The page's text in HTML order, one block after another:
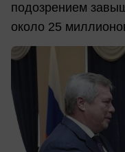
подозрением
около 25